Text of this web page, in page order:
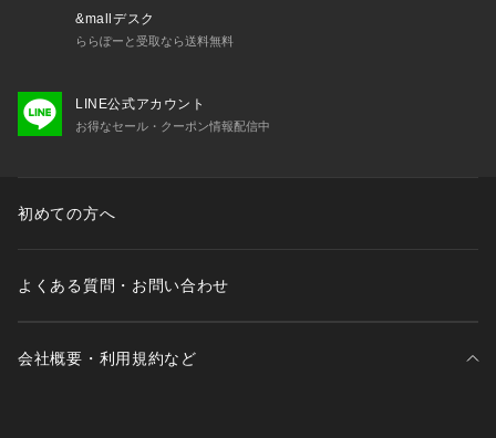
&mallデスク
ららぽーと受取なら送料無料
LINE公式アカウント
お得なセール・クーポン情報配信中
初めての方へ
よくある質問・お問い合わせ
会社概要・利用規約など